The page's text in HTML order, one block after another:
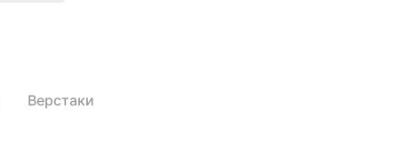
Верстаки